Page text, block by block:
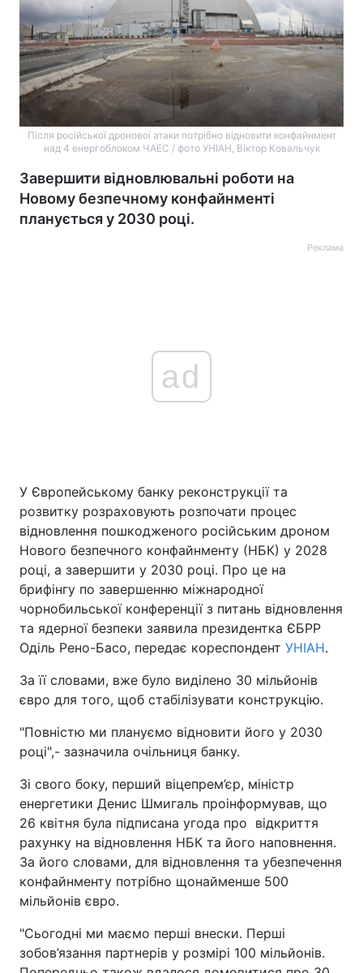
Після російської дронової атаки потрібно відновити конфайнмент
над 4 енергоблоком ЧАЕС / фото УНІАН, Віктор Ковальчук
Завершити відновлювальні роботи на
Новому безпечному конфайнменті
планується у 2030 році.
Реклама
ad
У Європейському банку реконструкції та
розвитку розраховують розпочати процес
відновлення пошкодженого російським дроном
Нового безпечного конфайнменту (НБК) у 2028
році, а завершити у 2030 році. Про це на
брифінгу по завершенню міжнародної
чорнобильської конференції з питань відновлення
та ядерної безпеки заявила президентка ЄБРР
Оділь Рено-Басо, передає кореспондент УНІАН.
За її словами, вже було виділено 30 мільйонів
євро для того, щоб стабілізувати конструкцію.
"Повністю ми плануємо відновити його у 2030
році",- зазначила очільниця банку.
Зі свого боку, перший віцепрем’єр, міністр
енергетики Денис Шмигаль проінформував, що
26 квітня була підписана угода про відкриття
рахунку на відновлення НБК та його наповнення.
За його словами, для відновлення та убезпечення
конфайнменту потрібно щонайменше 500
мільйонів євро.
"Сьогодні ми маємо перші внески. Перші
зобов’язання партнерів у розмірі 100 мільйонів.